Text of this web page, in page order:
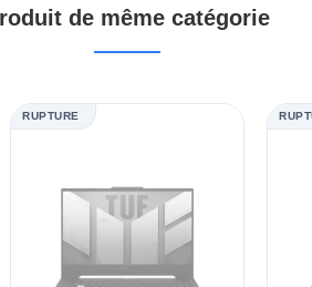
de même catégorie
RUPTURE